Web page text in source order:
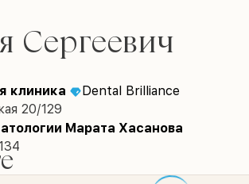
Сергеевич
клиника
Dental Brilliance
20/129
Марата Хасанова